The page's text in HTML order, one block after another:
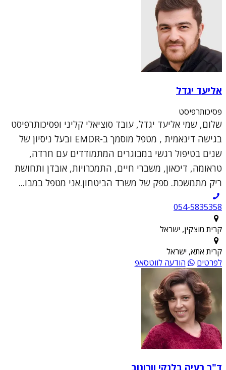
אליעד יגדל
פסיכותרפיסט
שלום, שמי אליעד יגדל, עובד סוציאלי קליני ופסיכותרפיסט
בגישה דינאמית , מטפל מוסמך ב-EMDR ובעל ניסיון של
שנים בטיפול רגשי במבוגרים המתמודדים עם חרדה,
טראומה, דיכאון, משברי חיים, התמכרויות, אובדן ותחושת
ריק מתמשכת. ספק של משרד הביטחון.אני מטפל במבו...
054-5835358
קרית מוצקין, ישראל
קרית אתא, ישראל
לפרטים
הודעה לווטסאפ
ד"ר רעיה בלנקי וורונוב